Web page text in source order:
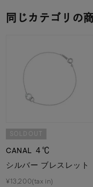
同じカテゴリの
SOLDOUT
CANAL ４℃
シルバー ブレスレット
¥13,200(tax in)